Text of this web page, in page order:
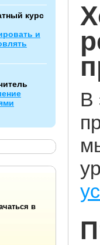
курс
и
в
В